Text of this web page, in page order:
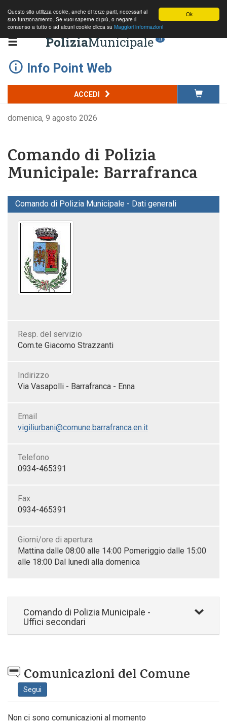
Ok
Questo sito utilizza cookie, anche di terze parti, necessari al
suo funzionamento. Se vuoi saperne di più, o negare il
consenso a tutto o ad alcuni cookie clicca su Maggiori informazioni
PoliziaMunicipale .it
Info Point Web
ACCEDI
domenica, 9 agosto 2026
Comando di Polizia
Municipale: Barrafranca
Comando di Polizia Municipale - Dati generali
Resp. del servizio
Com.te Giacomo Strazzanti
Indirizzo
Via Vasapolli - Barrafranca - Enna
Email
vigiliurbani@comune.barrafranca.en.it
Telefono
0934-465391
Fax
0934-465391
Giorni/ore di apertura
Mattina dalle 08:00 alle 14:00 Pomeriggio dalle 15:00
alle 18:00 Dal lunedì alla domenica
Comando di Polizia Municipale -
Uffici secondari
Comunicazioni del Comune
Segui
Non ci sono comunicazioni al momento